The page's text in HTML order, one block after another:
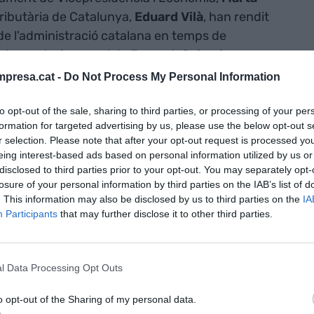
- Do Not Process My Personal Information
opt-out of the sale, sharing to third parties, or processing of your
for targeted advertising by us, please use the below opt-out
selection. Please note that after your opt-out request is processed
interest-based ads based on personal information utilized by us
to third parties prior to your opt-out. You may separately
of your personal information by third parties on the IAB’s list of
This information may also be disclosed by us to third parties on the
Participants that may further disclose it to other third parties.
Data Processing Opt Outs
opt-out of the Sharing of my personal data.
de Catalunya, Eduard Vilà, han rendit
l'administració catalana en temps de
secretari general de Foment,Salvador
una pujada d’impostos perquè té un efecte
un parell de setmanes uns pressupostos
fiscal en l'impost de societats, l'IRPF, i
. Això no va agradar gens a les patronals i, de
Garamendi, ja va lamentar que els comptes de
de recordar que altres països propers
els impostos perquè, sosté, "és el
eleva encara més. "S'està castigant de nou les
Guillermo, "si ens focalitzéssim en crear